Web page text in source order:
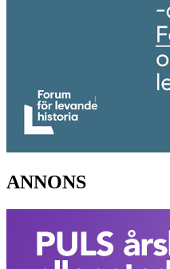
ANNONS